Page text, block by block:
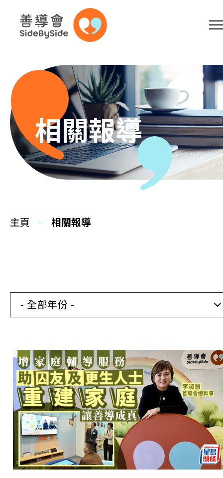
跳到內容（按回車鍵）
A A A EN
主頁
同你講故事
相關報導
關於本會
聯絡我們
相關報導
主頁 相關報導
- 全部年份 -